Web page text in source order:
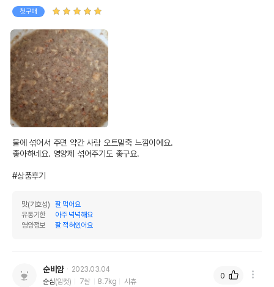
첫구매
물에 섞어서 주면 약간 사람 오트밀죽 느낌이에요.
좋아하네요. 영양제 섞어주기도 좋구요.
#상품후기
맛(기호성)
잘 먹어요
유통기한
아주 넉넉해요
영양정보
잘 적혀있어요
순비얌
2023.03.04
순심(암컷) 7살 8.7kg 시츄
0